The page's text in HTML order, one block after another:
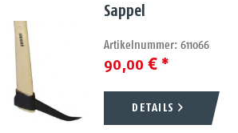
Sappel
Artikelnummer: 611066
90,00 € *
DETAILS